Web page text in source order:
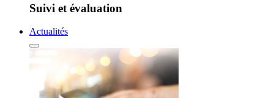
Suivi et évaluation
Actualités